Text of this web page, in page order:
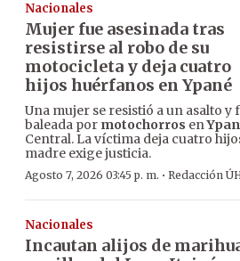
Nacionales
Mujer fue asesinada tras
resistirse al robo de su
motocicleta y deja cuatro
hijos huérfanos en Ypané
Una mujer se resistió a un asalto y
baleada por motochorros en
Central. La víctima deja cuatro
madre exige justicia.
Agosto 7, 2026 03:45 p. m. · Redacción
Nacionales
Incautan alijos de